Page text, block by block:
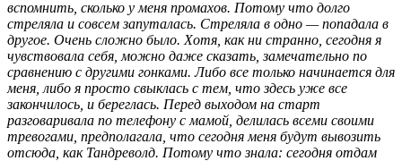
вспомнить, сколько у меня промахов. Потому что долго
стреляла и совсем запуталась. Стреляла в одно — попадала в
другое. Очень сложно было. Хотя, как ни странно, сегодня я
чувствовала себя, можно даже сказать, замечательно по
сравнению с другими гонками. Либо все только начинается для
меня, либо я просто свыклась с тем, что здесь уже все
закончилось, и береглась. Перед выходом на старт
разговаривала по телефону с мамой, делилась всеми своими
тревогами, предполагала, что сегодня меня будут вывозить
отсюда, как Тандреволд. Потому что знала: сегодня отдам